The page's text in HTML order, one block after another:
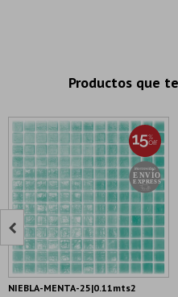
Productos que
NIEBLA-MENTA-25|0.11mts2
